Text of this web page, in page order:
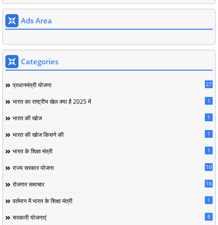
Ads Area
Categories
प्रधानमंत्री योजना 27
भारत का राष्ट्रीय खेल क्या है 2025 में 1
भारत की खोज 1
भारत की खोज किसने की 1
भारत के शिक्षा मंत्री 1
राज्य सरकार योजना 10
रोजगार समाचार 16
वर्तमान में भारत के शिक्षा मंत्री 1
सरकारी योजनाएं 8